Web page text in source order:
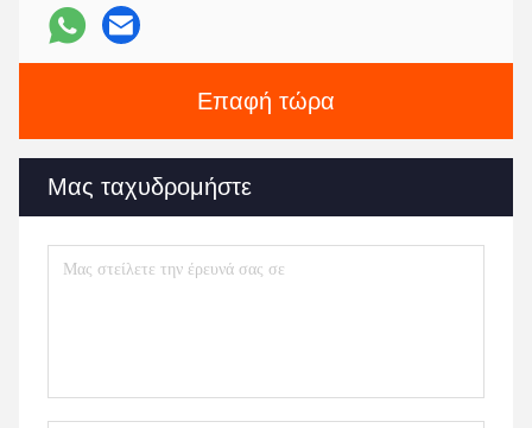
Επαφή τώρα
Μας ταχυδρομήστε